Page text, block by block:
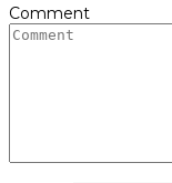
Comment